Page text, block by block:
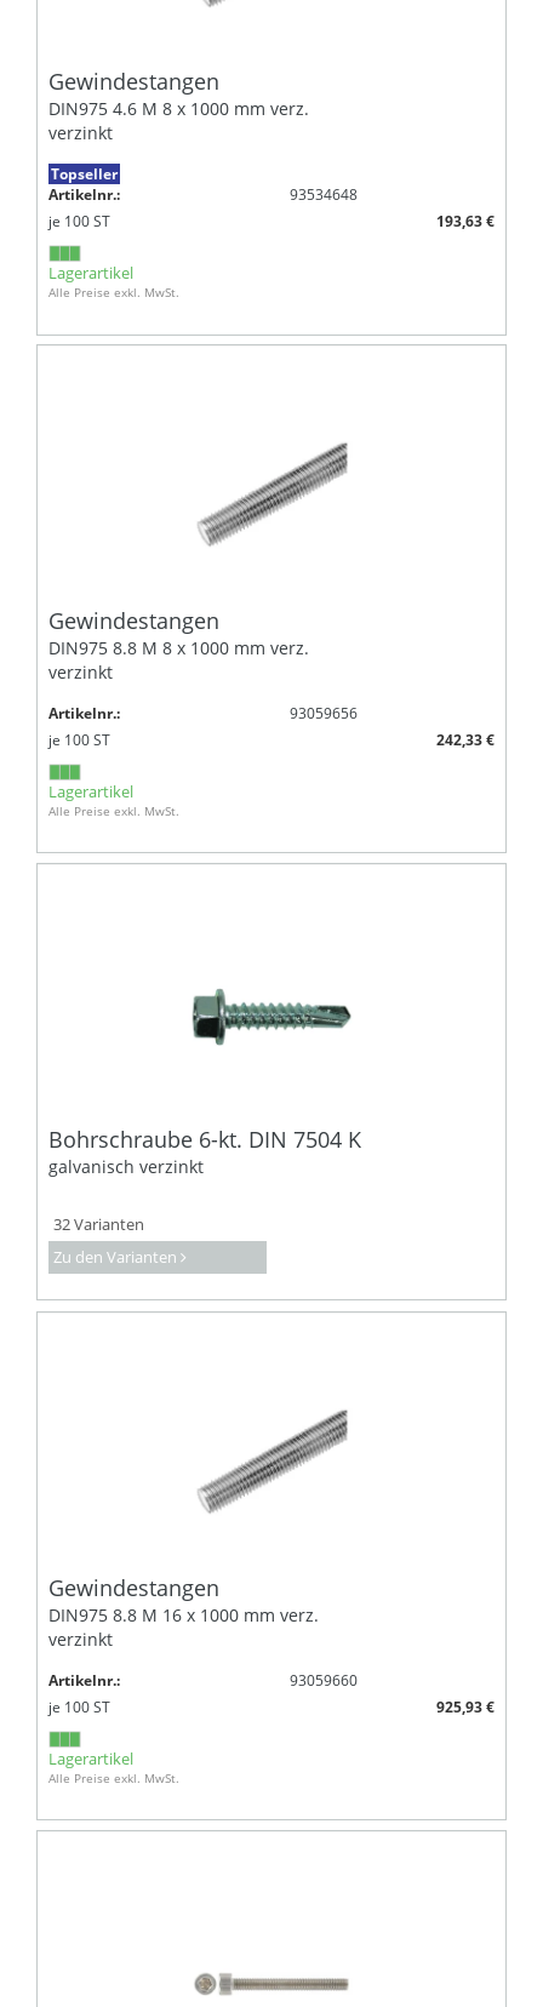
Gewindestangen
DIN975 4.6 M 8 x 1000 mm verz.
verzinkt
Topseller
Artikelnr.:
93534648
je 100ST 193,63 €
Lagerartikel
Alle Preise exkl. MwSt.
Gewindestangen
DIN975 8.8 M 8 x 1000 mm verz.
verzinkt
Artikelnr.:
93059656
je 100ST 242,33 €
Lagerartikel
Alle Preise exkl. MwSt.
Bohrschraube 6-kt. DIN 7504 K
galvanisch verzinkt
32 Varianten
Zu den Varianten
Gewindestangen
DIN975 8.8 M 16 x 1000 mm verz.
verzinkt
Artikelnr.:
93059660
je 100ST 925,93 €
Lagerartikel
Alle Preise exkl. MwSt.